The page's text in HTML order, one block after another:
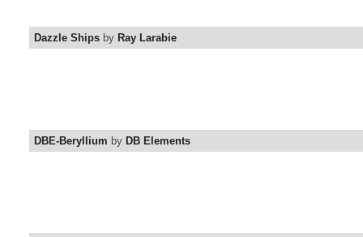
Dazzle Ships by Ray Larabie
DBE-Beryllium by DB Elements